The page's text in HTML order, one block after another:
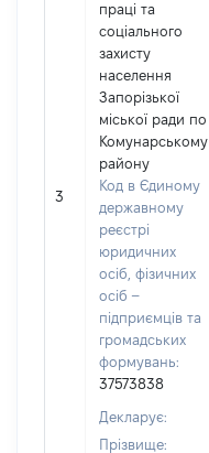
3
праці та
соціального
захисту
населення
Запорізької
міської ради по
Комунарському
району
Код в Єдиному
державному
реєстрі
юридичних
осіб, фізичних
осіб –
підприємців та
громадських
формувань:
37573838
Декларує:
Прізвище: